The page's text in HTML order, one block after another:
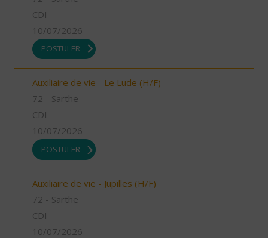
CDI
10/07/2026
POSTULER
Auxiliaire de vie - Le Lude (H/F)
72 - Sarthe
CDI
10/07/2026
POSTULER
Auxiliaire de vie - Jupilles (H/F)
72 - Sarthe
CDI
10/07/2026